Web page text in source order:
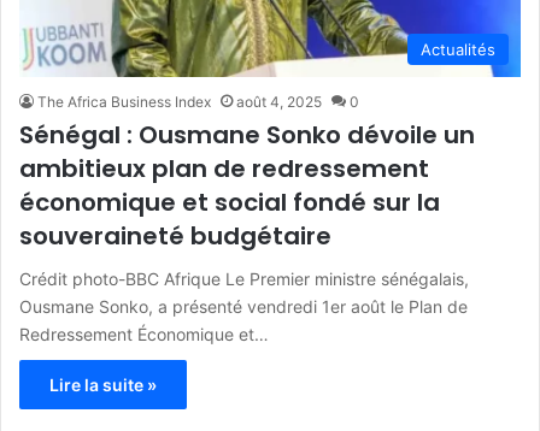
Actualités
The Africa Business Index août 4, 2025 0
Sénégal : Ousmane Sonko dévoile un
ambitieux plan de redressement
économique et social fondé sur la
souveraineté budgétaire
Crédit photo-BBC Afrique Le Premier ministre sénégalais,
Ousmane Sonko, a présenté vendredi 1er août le Plan de
Redressement Économique et…
Lire la suite »